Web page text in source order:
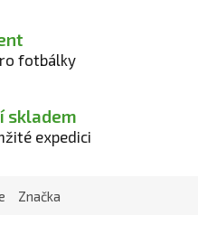
fotbálky
skladem
expedici
Značka